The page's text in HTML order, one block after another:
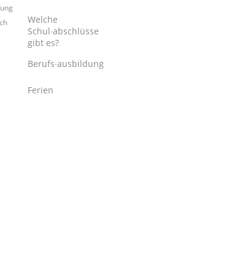
Welche
Schul∙abschlüsse
gibt es?
Berufs∙ausbildung
Ferien